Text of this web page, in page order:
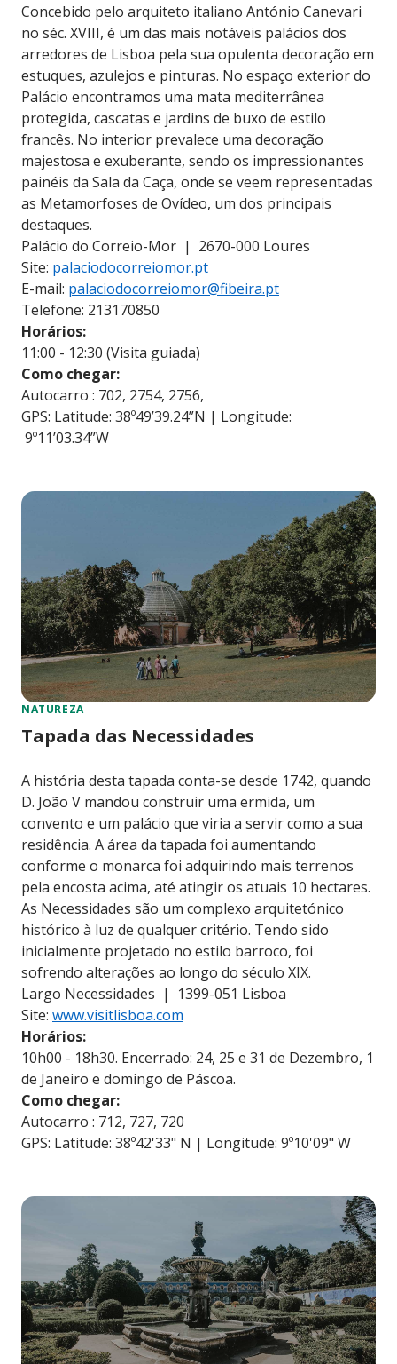
Concebido pelo arquiteto italiano António Canevari
no séc. XVIII, é um das mais notáveis palácios dos
arredores de Lisboa pela sua opulenta decoração em
estuques, azulejos e pinturas. No espaço exterior do
Palácio encontramos uma mata mediterrânea
protegida, cascatas e jardins de buxo de estilo
francês. No interior prevalece uma decoração
majestosa e exuberante, sendo os impressionantes
painéis da Sala da Caça, onde se veem representadas
as Metamorfoses de Ovídeo, um dos principais
destaques.
Palácio do Correio-Mor | 2670-000 Loures
Site: palaciodocorreiomor.pt
E-mail: palaciodocorreiomor@fibeira.pt
Telefone: 213170850
Horários:
11:00 - 12:30 (Visita guiada)
Como chegar:
Autocarro : 702, 2754, 2756,
GPS: Latitude: 38º49’39.24”N | Longitude:
9º11’03.34”W
NATUREZA
Tapada das Necessidades
A história desta tapada conta-se desde 1742, quando
D. João V mandou construir uma ermida, um
convento e um palácio que viria a servir como a sua
residência. A área da tapada foi aumentando
conforme o monarca foi adquirindo mais terrenos
pela encosta acima, até atingir os atuais 10 hectares.
As Necessidades são um complexo arquitetónico
histórico à luz de qualquer critério. Tendo sido
inicialmente projetado no estilo barroco, foi
sofrendo alterações ao longo do século XIX.
Largo Necessidades | 1399-051 Lisboa
Site: www.visitlisboa.com
Horários:
10h00 - 18h30. Encerrado: 24, 25 e 31 de Dezembro, 1
de Janeiro e domingo de Páscoa.
Como chegar:
Autocarro : 712, 727, 720
GPS: Latitude: 38º42'33" N | Longitude: 9º10'09" W